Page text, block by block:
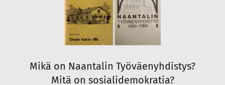
Mikä on Naantalin Työväenyhdistys?
Mitä on sosialidemokratia?